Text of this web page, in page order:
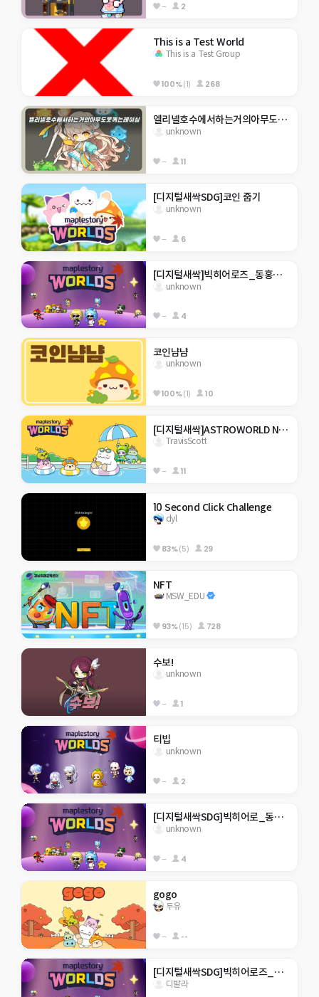
-- 2
This is a Test World
This is a Test Group
100%(1) 268
엘리넬호수에서하는거의아무도못깨는레이싱
unknown
-- 11
[디지털새싹SDG]코인 줍기
unknown
-- 6
[디지털새싹]빅히어로즈_동홍초6-3_코인쓰레기
unknown
-- 4
코인냠냠
unknown
100%(1) 10
[디지털새싹]ASTROWORLD N-word's way
TravisScott
-- 11
10 Second Click Challenge
dyl
83%(5) 29
NFT
MSW_EDU
93%(15) 728
수보!
unknown
-- 1
티빕
unknown
-- 2
[디지털새싹SDG]빅히어로_동홍초_6-5코인 모으고 클리어
unknown
-- 4
gogo
두유
-- --
[디지털새싹SDG]빅히어로즈_제주한라대_207_쓰레기
디발라